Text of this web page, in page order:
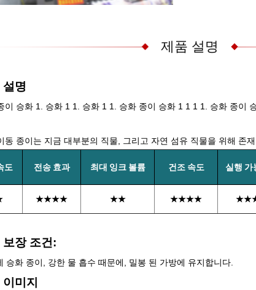
제품 설명
명
이 승화 1. 승화 1 1. 승화 1 1. 승화 종이 승화 1 1 1 1. 승화 종이
동 종이는 지금 대부분의 직물, 그리고 자연 섬유 직물을 위해 존재
도 전송 효과 최대 잉크 볼륨 건조 속도 실행 가
★★★★ ★★ ★★★★
보장 조건:
승화 종이, 강한 물 흡수 때문에, 밀봉 된 가방에 유지합니다.
미지